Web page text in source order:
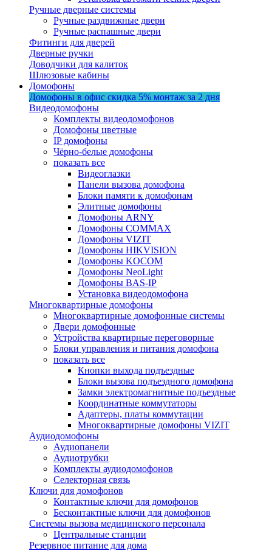
Ручные дверные системы
Ручные раздвижные двери
Ручные распашные двери
Фитинги для дверей
Дверные ручки
Доводчики для калиток
Шлюзовые кабины
Домофоны
Домофоны в офис скидка 5% монтаж за 2 дня
Видеодомофоны
Комплекты видеодомофонов
Домофоны цветные
IP домофоны
Чёрно-белые домофоны
показать все
Видеоглазки
Панели вызова домофона
Блоки памяти к домофонам
Элитные домофоны
Домофоны ARNY
Домофоны COMMAX
Домофоны VIZIT
Домофоны HIKVISION
Домофоны KOCOM
Домофоны NeoLight
Домофоны BAS-IP
Установка видеодомофона
Многоквартирные домофоны
Многоквартирные домофонные системы
Двери домофонные
Устройства квартирные переговорные
Блоки управления и питания домофона
показать все
Кнопки выхода подъездные
Блоки вызова подъездного домофона
Замки электромагнитные подъездные
Координатные коммутаторы
Адаптеры, платы коммутации
Многоквартирные домофоны VIZIT
Аудиодомофоны
Аудиопанели
Аудиотрубки
Комплекты аудиодомофонов
Селекторная связь
Ключи для домофонов
Контактные ключи для домофонов
Бесконтактные ключи для домофонов
Системы вызова медицинского персонала
Центральные станции
Резервное питание для дома